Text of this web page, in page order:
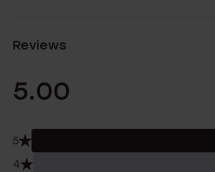
Reviews
5.00
5
4